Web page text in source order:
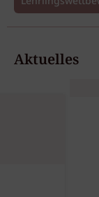
Aktuelles